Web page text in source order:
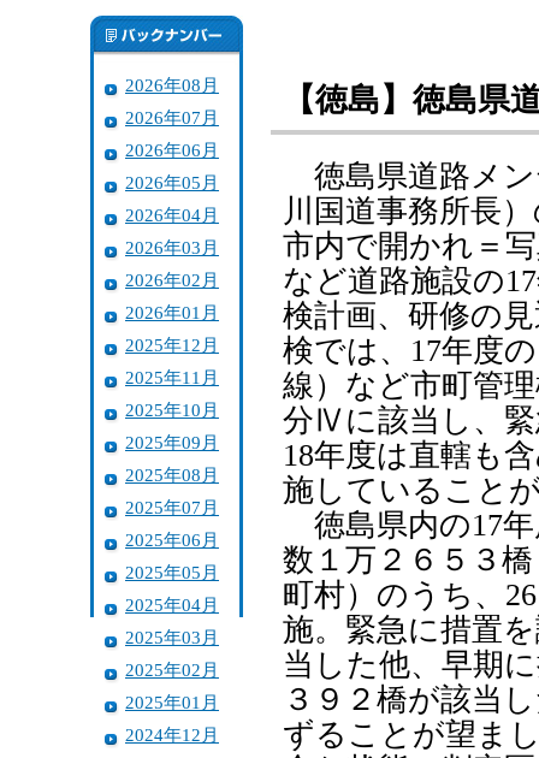
2026年08月
2026年07月
2026年06月
2026年05月
2026年04月
2026年03月
2026年02月
2026年01月
2025年12月
2025年11月
2025年10月
2025年09月
2025年08月
2025年07月
2025年06月
2025年05月
2025年04月
2025年03月
2025年02月
2025年01月
2024年12月
【徳島】徳島県
徳島県道路メン
川国道事務所長
市内で開かれ＝
など道路施設の
検計画、研修の
検では、17年度
線）など市町管
分Ⅳに該当し、緊
18年度は直轄も
施していること
徳島県内の17
数１万２６５３
町村）のうち、
施。緊急に措置
当した他、早期
３９２橋が該当
ずることが望ま